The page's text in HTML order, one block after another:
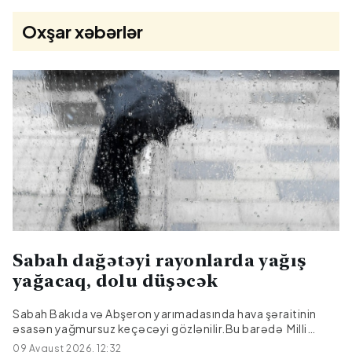
Oxşar xəbərlər
Sabah dağətəyi rayonlarda yağış
yağacaq, dolu düşəcək
Sabah Bakıda və Abşeron yarımadasında hava şəraitinin
əsasən yağmursuz keçəcəyi gözlənilir.Bu barədə Milli
Hidrometeorologiya Xidmətindən bildirilib.Mülayim şimal-
09 Avqust 2026, 12:32